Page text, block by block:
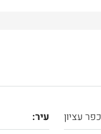
כפר עציון עיר: